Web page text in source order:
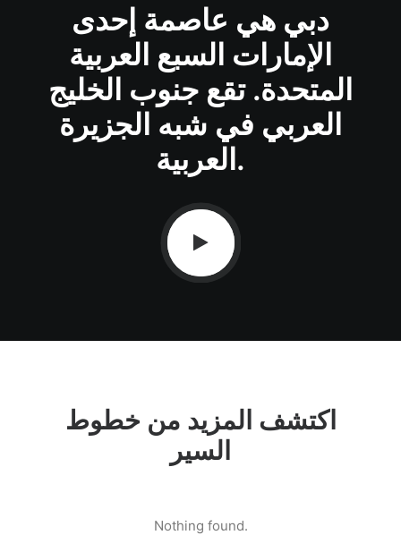
دبي هي عاصمة إحدى
الإمارات السبع العربية
المتحدة. تقع جنوب الخليج
العربي في شبه الجزيرة
العربية.
اكتشف المزيد من خطوط
السير
Nothing found.